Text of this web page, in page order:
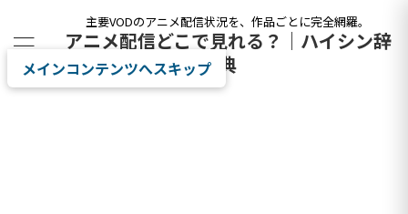
主要VODのアニメ配信状況を、作品ごとに完全網羅。
アニメ配信どこで見れる？｜ハイシン辞
典
メインコンテンツへスキップ